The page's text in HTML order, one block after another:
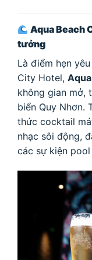
Aqua Beach
tưởng
Là điểm hẹn
City Hotel,
không gian mở,
biển Quy Nhơn.
thức cocktail
nhạc sôi động,
các sự kiện